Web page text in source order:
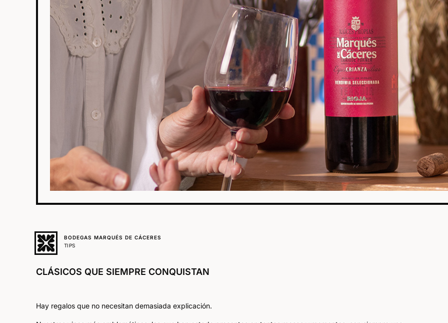
BODEGAS MARQUÉS DE CÁCERES
TIPS
CLÁSICOS QUE SIEMPRE CONQUISTAN
Hay regalos que no necesitan demasiada explicación.